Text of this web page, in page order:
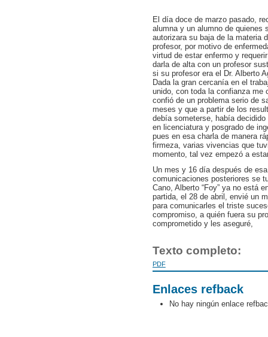
El día doce de marzo pasado,
alumna y un alumno de quienes
autorizara su baja de la materia
profesor, por motivo de
virtud de estar enfermo y
darla de alta con un profesor
si su profesor era el Dr. Alberto
Dada la gran cercanía en el
unido, con toda la confianza me
confió de un problema serio de
meses y que a partir de los
debía someterse, había
en licenciatura y posgrado de
pues en esa charla de manera
firmeza, varias vivencias que
momento, tal vez empezó a
Un mes y 16 día después de
comunicaciones posteriores se
Cano, Alberto “Foy” ya no está
partida, el 28 de abril, envié un
para comunicarles el triste
compromiso, a quién fuera su
comprometido y les aseguré,
Texto completo:
PDF
Enlaces refback
No hay ningún enlace